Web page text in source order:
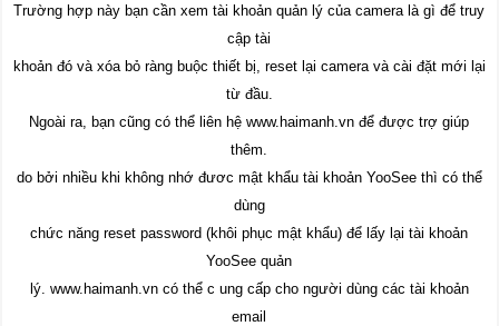
Trường hợp này bạn cần xem tài khoản quản lý của camera là gì để truy
cập tài
khoản đó và xóa bỏ ràng buộc thiết bị, reset lại camera và cài đặt mới lại
từ đầu.
Ngoài ra, bạn cũng có thể liên hệ www.haimanh.vn để được trợ giúp
thêm.
do bởi nhiều khi không nhớ đươc mật khẩu tài khoản YooSee thì có thể
dùng
chức năng reset password (khôi phục mật khẩu) để lấy lại tài khoản
YooSee quản
lý. www.haimanh.vn có thể c ung cấp cho người dùng các tài khoản
email